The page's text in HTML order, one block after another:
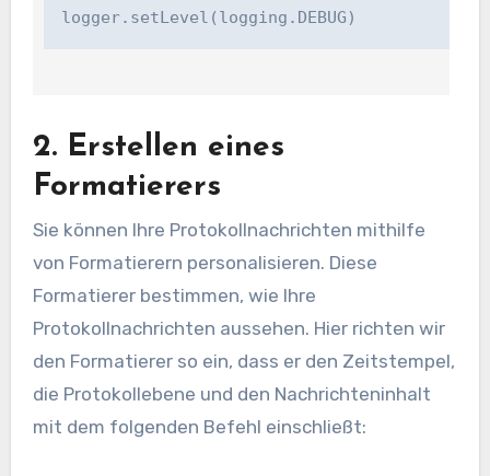
logger.setLevel(logging.DEBUG)
2. Erstellen eines
Formatierers
Sie können Ihre Protokollnachrichten mithilfe
von Formatierern personalisieren. Diese
Formatierer bestimmen, wie Ihre
Protokollnachrichten aussehen. Hier richten wir
den Formatierer so ein, dass er den Zeitstempel,
die Protokollebene und den Nachrichteninhalt
mit dem folgenden Befehl einschließt: